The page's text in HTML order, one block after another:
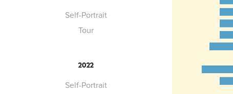
Self-Portrait
Tour
2022
Self-Portrait